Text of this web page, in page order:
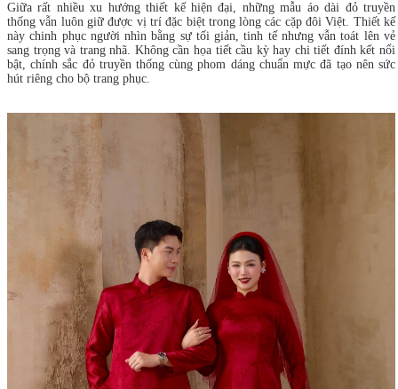
Giữa rất nhiều xu hướng thiết kế hiện đại, những mẫu áo dài đỏ truyền
thống vẫn luôn giữ được vị trí đặc biệt trong lòng các cặp đôi Việt. Thiết kế
này chinh phục người nhìn bằng sự tối giản, tinh tế nhưng vẫn toát lên vẻ
sang trọng và trang nhã. Không cần họa tiết cầu kỳ hay chi tiết đính kết nổi
bật, chính sắc đỏ truyền thống cùng phom dáng chuẩn mực đã tạo nên sức
hút riêng cho bộ trang phục.